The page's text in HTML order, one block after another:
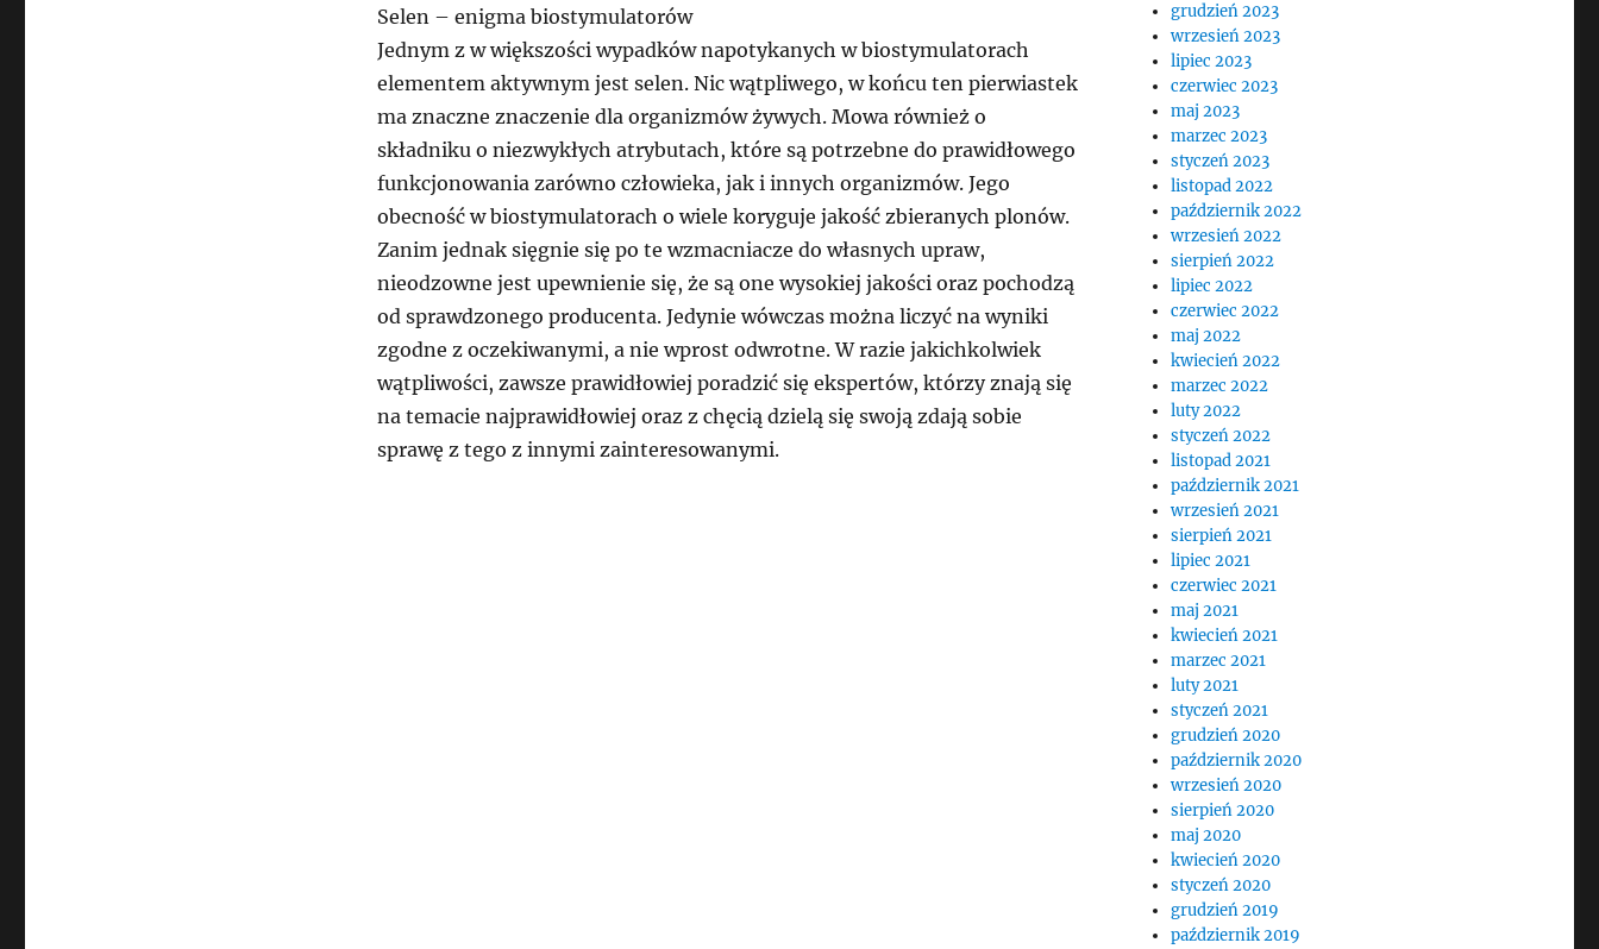
Selen – enigma biostymulatorów
Jednym z w większości wypadków napotykanych w biostymulatorach
elementem aktywnym jest selen. Nic wątpliwego, w końcu ten pierwiastek
ma znaczne znaczenie dla organizmów żywych. Mowa również o
składniku o niezwykłych atrybutach, które są potrzebne do prawidłowego
funkcjonowania zarówno człowieka, jak i innych organizmów. Jego
obecność w biostymulatorach o wiele koryguje jakość zbieranych plonów.
Zanim jednak sięgnie się po te wzmacniacze do własnych upraw,
nieodzowne jest upewnienie się, że są one wysokiej jakości oraz pochodzą
od sprawdzonego producenta. Jedynie wówczas można liczyć na wyniki
zgodne z oczekiwanymi, a nie wprost odwrotne. W razie jakichkolwiek
wątpliwości, zawsze prawidłowiej poradzić się ekspertów, którzy znają się
na temacie najprawidłowiej oraz z chęcią dzielą się swoją zdają sobie
sprawę z tego z innymi zainteresowanymi.
grudzień 2023
wrzesień 2023
lipiec 2023
czerwiec 2023
maj 2023
marzec 2023
styczeń 2023
listopad 2022
październik 2022
wrzesień 2022
sierpień 2022
lipiec 2022
czerwiec 2022
maj 2022
kwiecień 2022
marzec 2022
luty 2022
styczeń 2022
listopad 2021
październik 2021
wrzesień 2021
sierpień 2021
lipiec 2021
czerwiec 2021
maj 2021
kwiecień 2021
marzec 2021
luty 2021
styczeń 2021
grudzień 2020
październik 2020
wrzesień 2020
sierpień 2020
maj 2020
kwiecień 2020
styczeń 2020
grudzień 2019
październik 2019